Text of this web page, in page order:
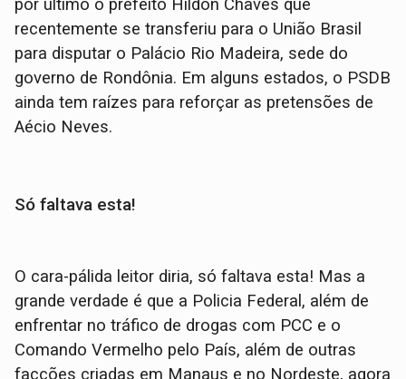
por último o prefeito Hildon Chaves que
recentemente se transferiu para o União Brasil
para disputar o Palácio Rio Madeira, sede do
governo de Rondônia. Em alguns estados, o PSDB
ainda tem raízes para reforçar as pretensões de
Aécio Neves.
Só faltava esta!
O cara-pálida leitor diria, só faltava esta! Mas a
grande verdade é que a Policia Federal, além de
enfrentar no tráfico de drogas com PCC e o
Comando Vermelho pelo País, além de outras
facções criadas em Manaus e no Nordeste, agora